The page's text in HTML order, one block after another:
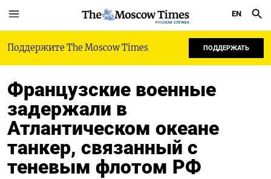
РУССКАЯ СЛУЖБА
EN
Поддержите The Moscow Times ПОДДЕРЖАТЬ
Французские военные
задержали в
Атлантическом океане
танкер, связанный с
теневым флотом РФ